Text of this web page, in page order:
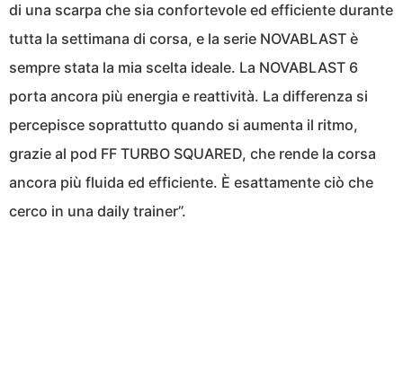
di una scarpa che sia confortevole ed efficiente durante
tutta la settimana di corsa, e la serie NOVABLAST è
sempre stata la mia scelta ideale. La NOVABLAST 6
porta ancora più energia e reattività. La differenza si
percepisce soprattutto quando si aumenta il ritmo,
grazie al pod FF TURBO SQUARED, che rende la corsa
ancora più fluida ed efficiente. È esattamente ciò che
cerco in una daily trainer”.